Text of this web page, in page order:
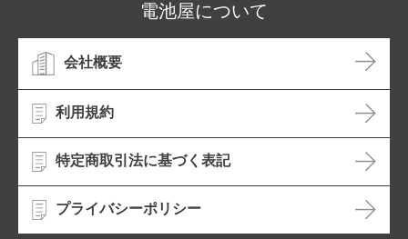
電池屋について
会社概要
利用規約
特定商取引法に基づく表記
プライバシーポリシー